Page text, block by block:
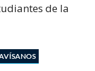
de la